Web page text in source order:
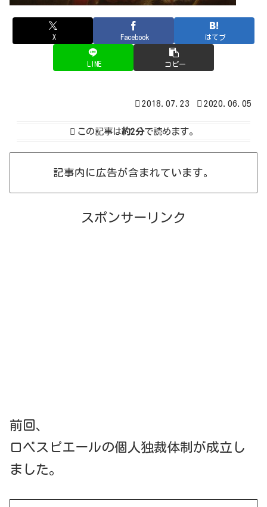
X Facebook はてブ
LINE コピー
2018.07.23 2020.06.05
この記事は約2分で読めます。
記事内に広告が含まれています。
スポンサーリンク
前回、
ロベスピエールの個人独裁体制が成立し
ました。